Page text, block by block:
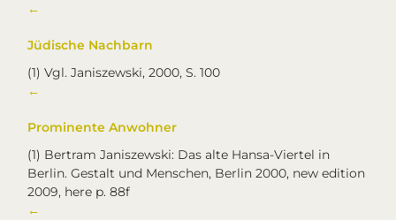
←
Jüdische Nachbarn
(1) Vgl. Janiszewski, 2000, S. 100
←
Prominente Anwohner
(1) Bertram Janiszewski: Das alte Hansa-Viertel in
Berlin. Gestalt und Menschen, Berlin 2000, new edition
2009, here p. 88f
←